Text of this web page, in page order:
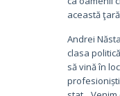
această
Andrei
clasa
să vină în